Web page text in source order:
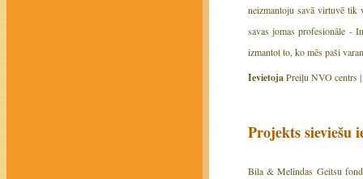
neizmantoju savā virtuvē tik
savas jomas profesionāle -
izmantot to, ko mēs paši
IevietojaPreiļu NVO centrs |
Projekts sieviešu
Bila & Melindas Geitsu